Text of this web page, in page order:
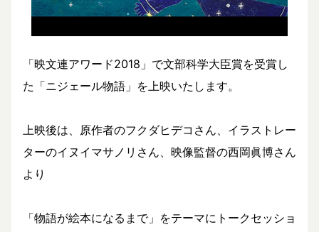
「映文連アワード2018」で文部科学大臣賞を受賞し
た「ニジェール物語」を上映いたします。
上映後は、原作者のフクダヒデコさん、イラストレー
ターのイヌイマサノリさん、映像監督の西岡眞博さん
より
「物語が絵本になるまで」をテーマにトークセッショ